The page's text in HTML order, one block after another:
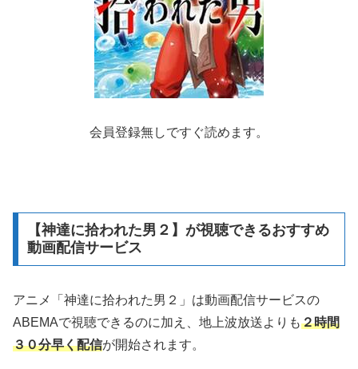
会員登録無しですぐ読めます。
【神達に拾われた男２】が視聴できるおすすめ
動画配信サービス
アニメ「神達に拾われた男２」は動画配信サービスの
ABEMAで視聴できるのに加え、地上波放送よりも２時間
３０分早く配信が開始されます。